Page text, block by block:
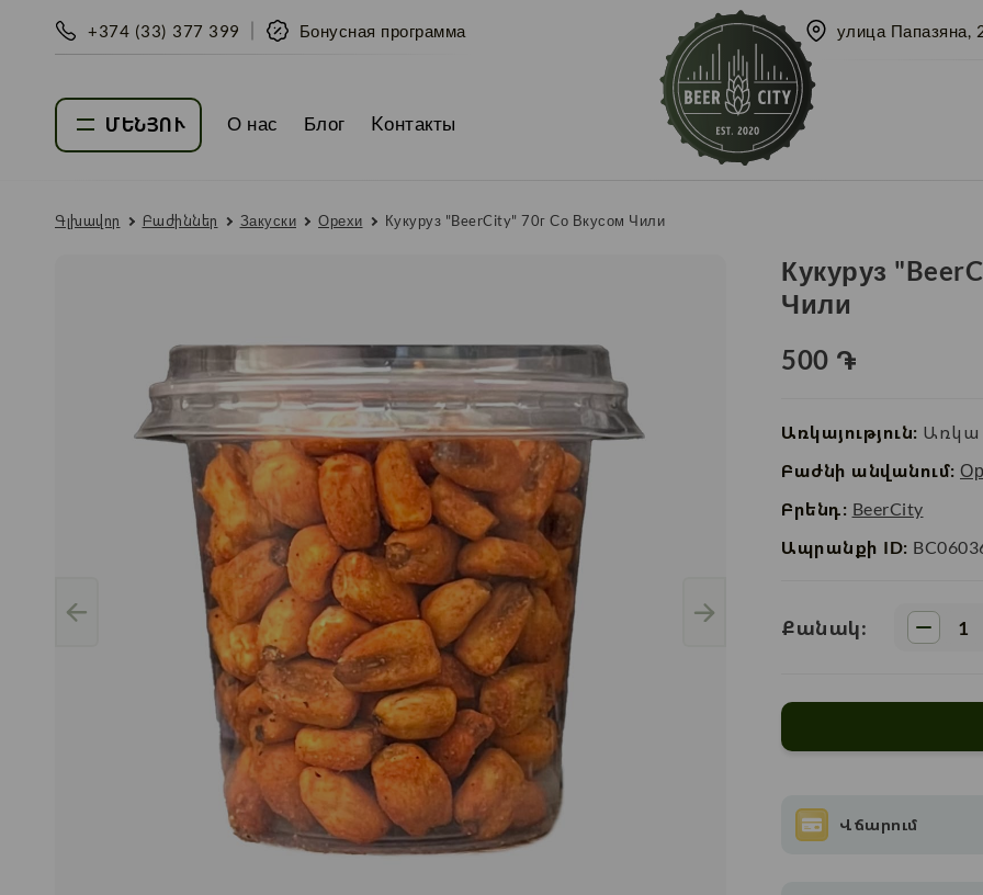
+374 (33) 377 399 Бонусная программа улица Папазяна,
ՄԵՆՅՈՒ О нас Блог Kонтакты
Գլխավոր Բաժիններ Закуски Орехи Кукуруз "BeerCity" 70г Со Вкусом Чили
Кукуруз
Чили
500 ֏
Առկայություն: Առկա
Բաժնի անվանում:
Բրենդ: BeerCity
Ապրանքի ID:
Քանակ:
Վճարում